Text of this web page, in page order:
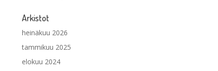
Arkistot
heinäkuu 2026
tammikuu 2025
elokuu 2024